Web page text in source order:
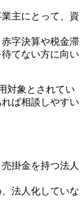
主にとって、資
字決算や税金滞
てない方に向い
対象とされてい
ば相談しやすい
掛金を持つ法人
法人化していな